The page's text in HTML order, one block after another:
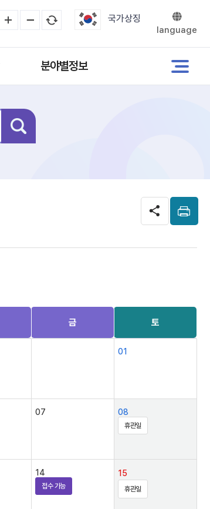
국가상징
language
분야별정보
금 토
01
07 08
휴관일
14
접수 가능
15
휴관일